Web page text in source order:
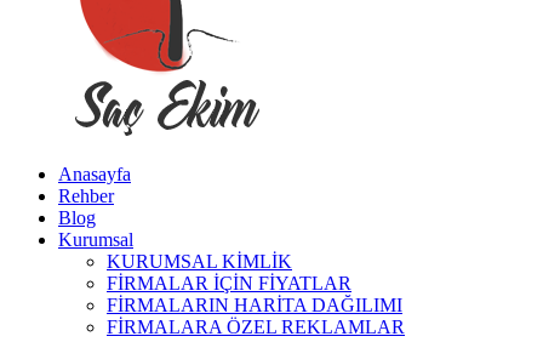
Anasayfa
Rehber
Blog
Kurumsal
KURUMSAL KİMLİK
FİRMALAR İÇİN FİYATLAR
FİRMALARIN HARİTA DAĞILIMI
FİRMALARA ÖZEL REKLAMLAR